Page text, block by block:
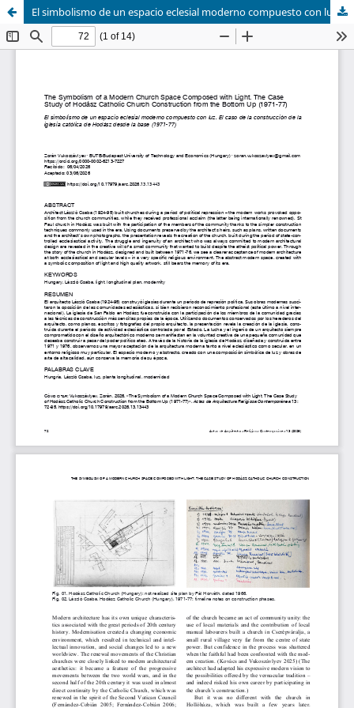
El simbolismo de un espacio eclesial moderno compuesto con luz